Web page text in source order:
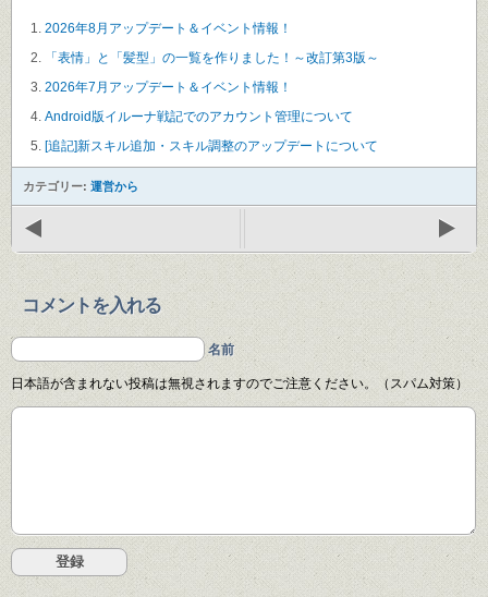
2026年8月アップデート＆イベント情報！
「表情」と「髪型」の一覧を作りました！～改訂第3版～
2026年7月アップデート＆イベント情報！
Android版イルーナ戦記でのアカウント管理について
[追記]新スキル追加・スキル調整のアップデートについて
カテゴリー: 運営から
コメントを入れる
名前
日本語が含まれない投稿は無視されますのでご注意ください。（スパム対策）